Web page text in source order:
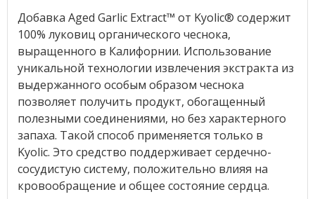
Добавка Aged Garlic Extract™ от Kyolic® содержит
100% луковиц органического чеснока,
выращенного в Калифорнии. Использование
уникальной технологии извлечения экстракта из
выдержанного особым образом чеснока
позволяет получить продукт, обогащенный
полезными соединениями, но без характерного
запаха. Такой способ применяется только в
Kyolic. Это средство поддерживает сердечно-
сосудистую систему, положительно влияя на
кровообращение и общее состояние сердца.